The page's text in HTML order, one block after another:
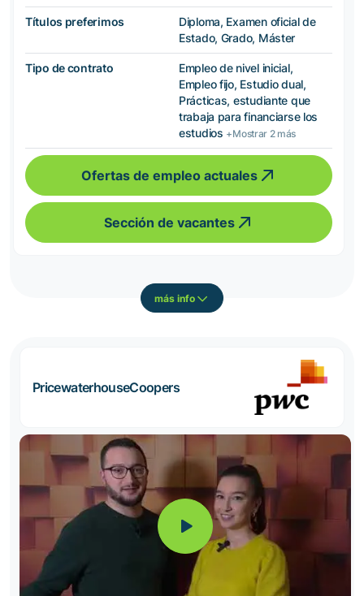
Títulos preferimos
Diploma, Examen oficial de
Estado, Grado, Máster
Tipo de contrato
Empleo de nivel inicial,
Empleo fijo, Estudio dual,
Prácticas, estudiante que
trabaja para financiarse los
estudios +Mostrar 2 más
Ofertas de empleo actuales
Sección de vacantes
más info
PricewaterhouseCoopers